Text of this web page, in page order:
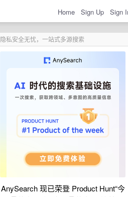
Home Sign Up Sign
隐私安全无忧，一站式多源搜索
AnySearch 现已荣登 Product Hunt“今